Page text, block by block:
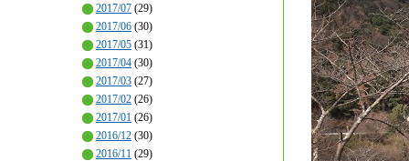
2017/07 (29)
2017/06 (30)
2017/05 (31)
2017/04 (30)
2017/03 (27)
2017/02 (26)
2017/01 (26)
2016/12 (30)
2016/11 (29)